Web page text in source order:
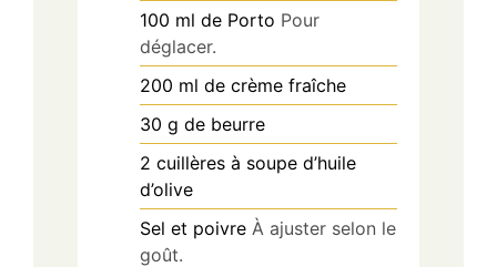
100 ml de Porto Pour
déglacer.
200 ml de crème fraîche
30 g de beurre
2 cuillères à soupe d’huile
d’olive
Sel et poivre À ajuster selon le
goût.